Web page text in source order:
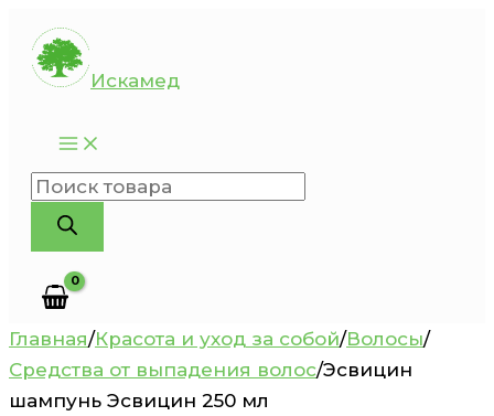
Перейти
содержимому
Искамед
Поиск
товаров
Главная/Красота и уход за собой/Волосы/
Средства от выпадения волос/Эсвицин
шампунь Эсвицин 250 мл